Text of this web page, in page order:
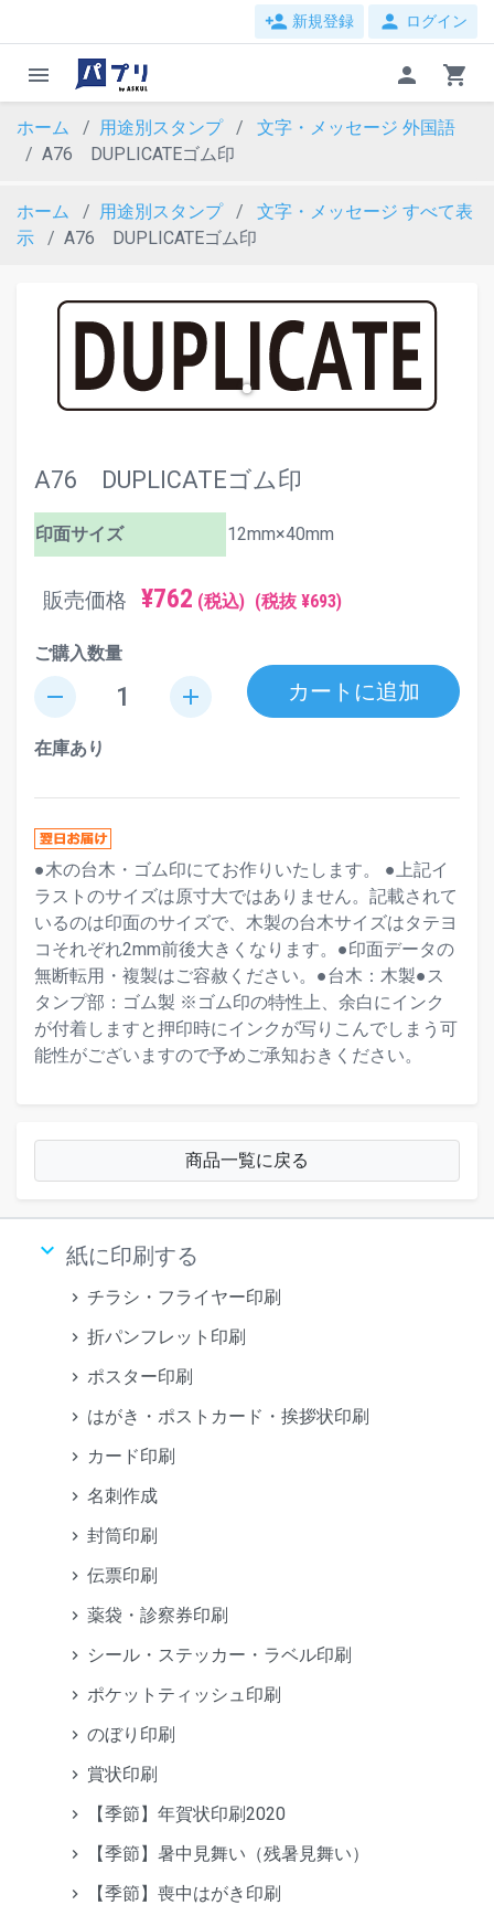
person_add 新規登録 person ログイン
menu person shopping_cart
ホーム 用途別スタンプ 文字・メッセージ 外国語
A76 DUPLICATEゴム印
ホーム 用途別スタンプ 文字・メッセージ すべて表
示
A76 DUPLICATEゴム印
A76 DUPLICATEゴム印
印面サイズ 12mm×40mm
販売価格 ¥762 (税込) (税抜 ¥693)
ご購入数量
remove add カートに追加
在庫あり
●木の台木・ゴム印にてお作りいたします。 ●上記イ
ラストのサイズは原寸大ではありません。記載されて
いるのは印面のサイズで、木製の台木サイズはタテヨ
コそれぞれ2mm前後大きくなります。●印面データの
無断転用・複製はご容赦ください。●台木：木製●ス
タンプ部：ゴム製 ※ゴム印の特性上、余白にインク
が付着しますと押印時にインクが写りこんでしまう可
能性がございますので予めご承知おきください。
商品一覧に戻る
keyboard_arrow_down 紙に印刷する
チラシ・フライヤー印刷
折パンフレット印刷
ポスター印刷
はがき・ポストカード・挨拶状印刷
カード印刷
名刺作成
封筒印刷
伝票印刷
薬袋・診察券印刷
シール・ステッカー・ラベル印刷
ポケットティッシュ印刷
のぼり印刷
賞状印刷
【季節】年賀状印刷2020
【季節】暑中見舞い（残暑見舞い）
【季節】喪中はがき印刷